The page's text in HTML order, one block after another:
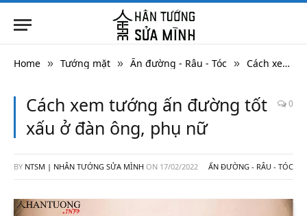
Home » Tướng mặt » Ấn đường - Râu - Tóc » Cách xem tướng ấn đường tốt xấu ở đàn ông, phụ nữ
Cách xem tướng ấn đường tốt
xấu ở đàn ông, phụ nữ
0
BY NTSM | NHÂN TƯỚNG SỬA MÌNH ON 17/02/2022 ẤN ĐƯỜNG - RÂU - TÓC